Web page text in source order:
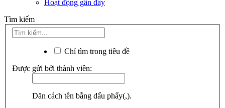
Hoạt động gần đây
Tìm kiếm
Chỉ tìm trong tiêu đề
Được gửi bởi thành viên:
Dãn cách tên bằng dấu phẩy(,).